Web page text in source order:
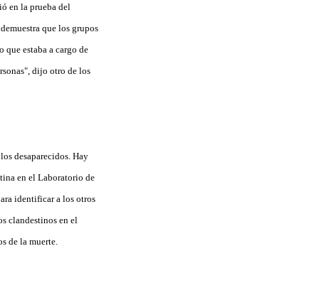
en la prueba del
que los grupos
que estaba a cargo de
dijo otro de los
desaparecidos. Hay
en el Laboratorio de
identificar a los otros
clandestinos en el
de la muerte.